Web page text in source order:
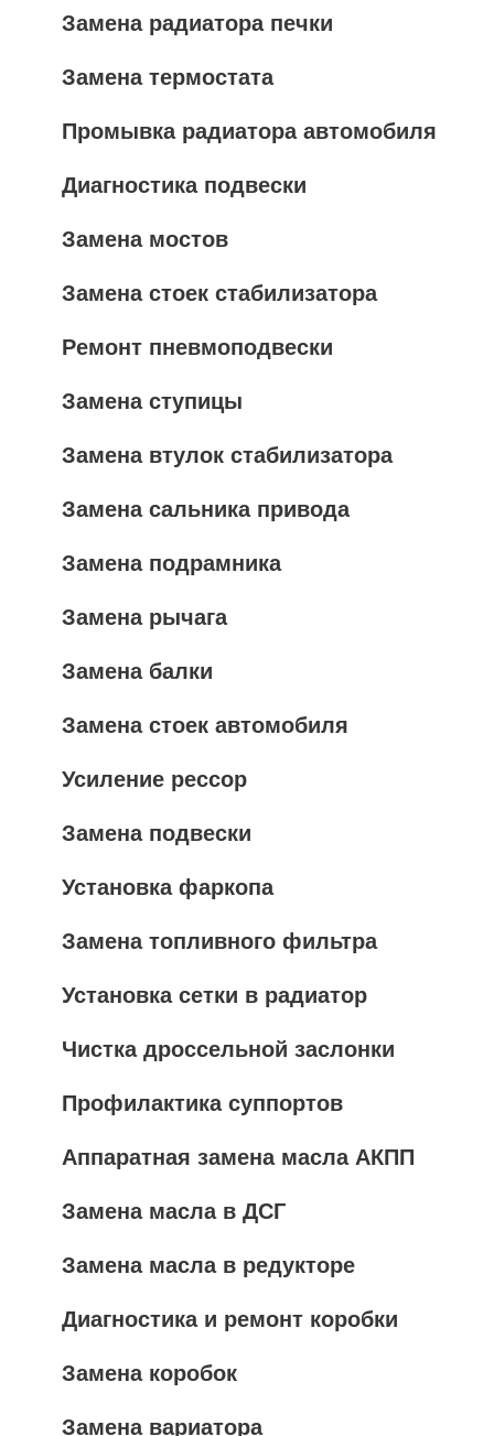
Замена радиатора печки
Замена термостата
Промывка радиатора автомобиля
Диагностика подвески
Замена мостов
Замена стоек стабилизатора
Ремонт пневмоподвески
Замена ступицы
Замена втулок стабилизатора
Замена сальника привода
Замена подрамника
Замена рычага
Замена балки
Замена стоек автомобиля
Усиление рессор
Замена подвески
Установка фаркопа
Замена топливного фильтра
Установка сетки в радиатор
Чистка дроссельной заслонки
Профилактика суппортов
Аппаратная замена масла АКПП
Замена масла в ДСГ
Замена масла в редукторе
Диагностика и ремонт коробки
Замена коробок
Замена вариатора